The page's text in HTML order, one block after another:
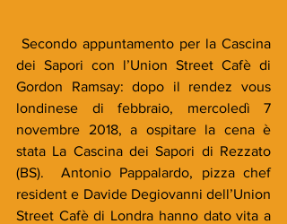
dei Sapori con l’Union Street Cafè di
Gordon Ramsay: dopo il rendez vous
londinese di febbraio, mercoledì 7
novembre 2018, a ospitare la cena è
stata La Cascina dei Sapori di Rezzato
(BS).  Antonio Pappalardo, pizza chef
resident e Davide Degiovanni dell’Union
Street Cafè di Londra hanno dato vita a